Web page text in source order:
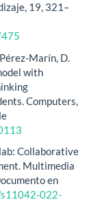
19, 321–
Marín, D.
with
Computers,
Collaborative
Multimedia
en
022-